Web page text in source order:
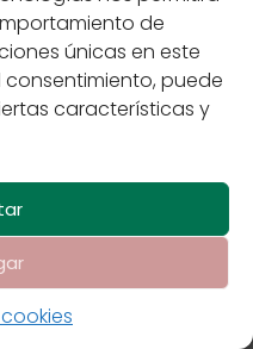
de
únicas en este
consentimiento, puede
características y
Políticas de